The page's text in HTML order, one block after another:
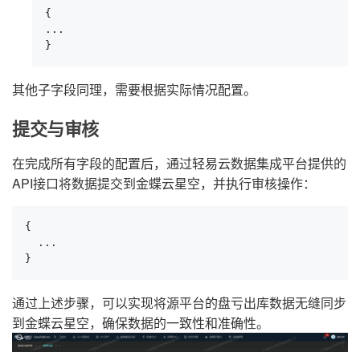
{
...
}
其他子字段同理，需要根据实际情况配置。
提交与审核
在完成所有字段的配置后，通过轻易云数据集成平台提供的
API接口将数据提交到金蝶云星空，并执行审核操作：
{
  ...
}
通过上述步骤，可以实现将源平台的盘亏出库数据无缝同步
到金蝶云星空，确保数据的一致性和准确性。